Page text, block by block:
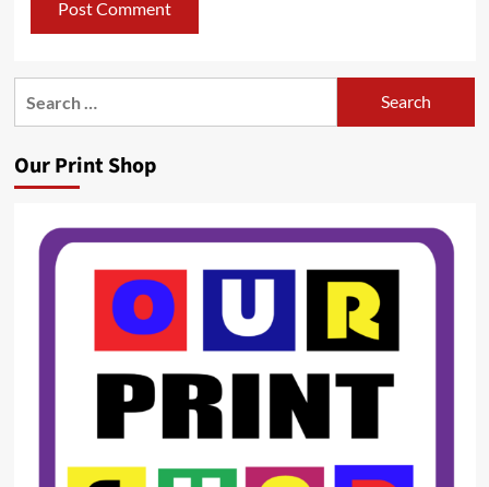
Our Print Shop